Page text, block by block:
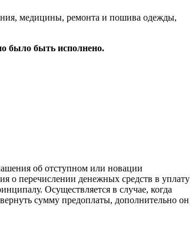
медицины, ремонта и пошива одежды,
было быть исполнено.
об отступном или новации
о перечислении денежных средств в уплату
Осуществляется в случае, когда
сумму предоплаты, дополнительно он